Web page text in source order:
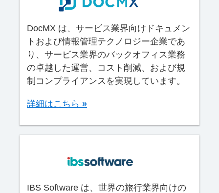
DocMX は、サービス業界向けドキュメン
トおよび情報管理テクノロジー企業であ
り、サービス業界のバックオフィス業務
の卓越した運営、コスト削減、および規
制コンプライアンスを実現しています。
詳細はこちら »
IBS Software は、世界の旅行業界向けの